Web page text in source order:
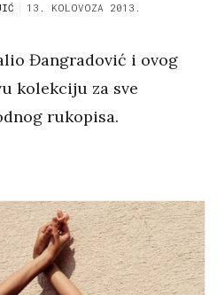
13. KOLOVOZA 2013.
Đangradović i ovog
kolekciju za sve
rukopisa.